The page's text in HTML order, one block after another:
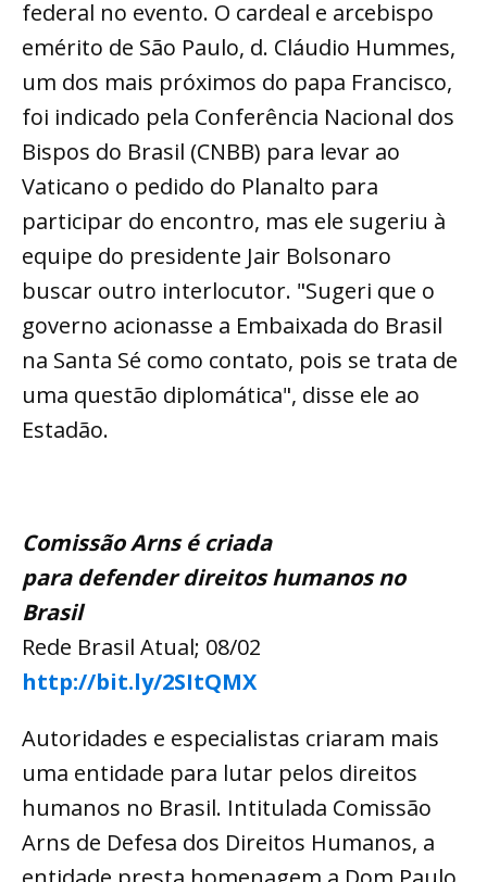
federal no evento. O cardeal e arcebispo
emérito de São Paulo, d. Cláudio Hummes,
um dos mais próximos do papa Francisco,
foi indicado pela Conferência Nacional dos
Bispos do Brasil (CNBB) para levar ao
Vaticano o pedido do Planalto para
participar do encontro, mas ele sugeriu à
equipe do presidente Jair Bolsonaro
buscar outro interlocutor. "Sugeri que o
governo acionasse a Embaixada do Brasil
na Santa Sé como contato, pois se trata de
uma questão diplomática", disse ele ao
Estadão.
Comissão Arns é criada
para defender direitos humanos no
Brasil
Rede Brasil Atual; 08/02
http://bit.ly/2SItQMX
Autoridades e especialistas criaram mais
uma entidade para lutar pelos direitos
humanos no Brasil. Intitulada Comissão
Arns de Defesa dos Direitos Humanos, a